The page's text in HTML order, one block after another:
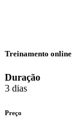
Treinamento online
Duração
3 dias
Preço